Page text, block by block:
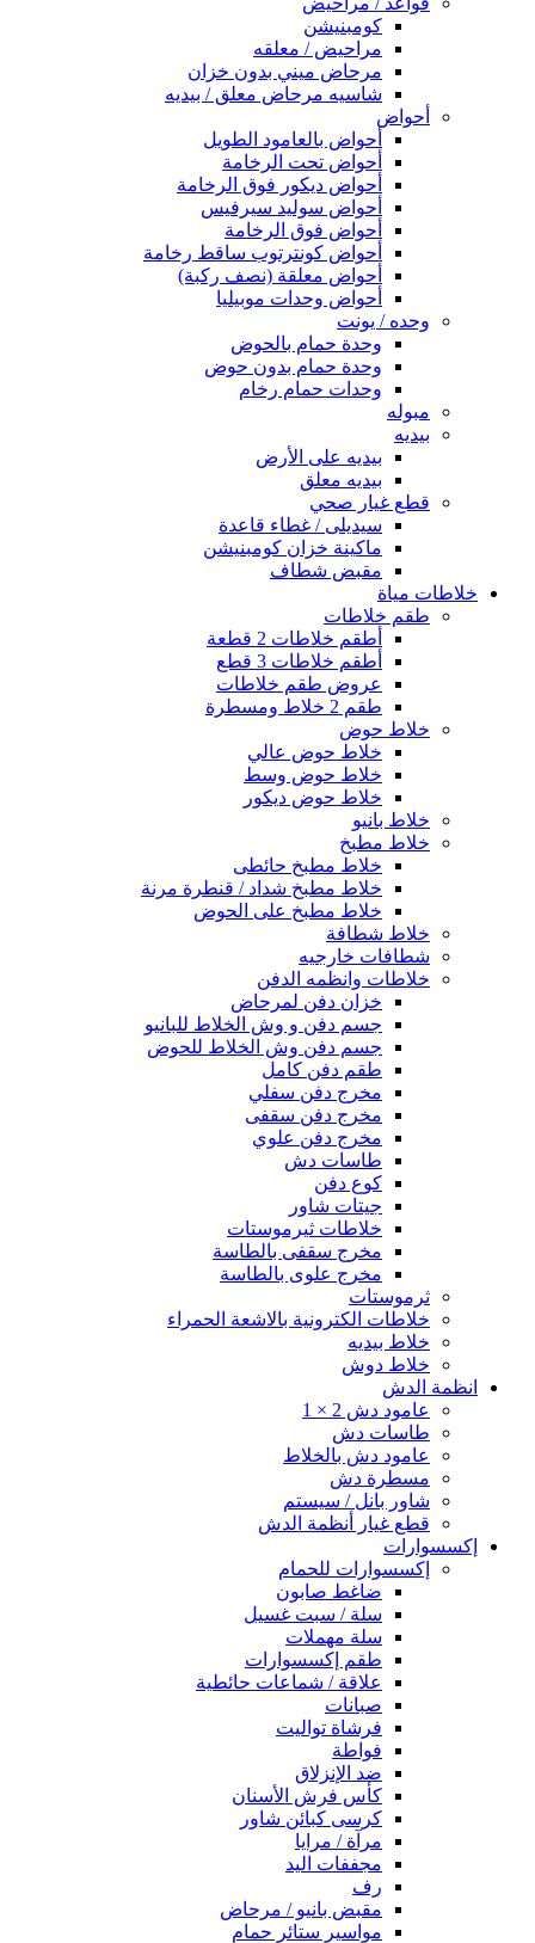
كومبنيشن
مراحيض / معلقه
مرحاض ميني بدون خزان
شاسيه مرحاض معلق / بيديه
أحواض
أحواض بالعامود الطويل
أحواض تحت الرخامة
أحواض ديكور فوق الرخامة
أحواض سوليد سيرفيس
أحواض فوق الرخامة
أحواض كونترتوب ساقط رخامة
أحواض معلقة (نصف ركبة)
أحواض وحدات موبيليا
وحده / يونت
وحدة حمام بالحوض
وحدة حمام بدون حوض
وحدات حمام رخام
مبوله
بيديه
بيديه على الأرض
بيديه معلق
قطع غيار صحي
سيديلى / غطاء قاعدة
ماكينة خزان كومبنيشن
مقبض شطاف
خلاطات مياة
طقم خلاطات
أطقم خلاطات 2 قطعة
أطقم خلاطات 3 قطع
عروض طقم خلاطات
طقم 2 خلاط ومسطرة
خلاط حوض
خلاط حوض عالي
خلاط حوض وسط
خلاط حوض ديكور
خلاط بانيو
خلاط مطبخ
خلاط مطبخ حائطى
خلاط مطبخ شداد / قنطرة مرنة
خلاط مطبخ على الحوض
خلاط شطافة
شطافات خارجيه
خلاطات وانظمه الدفن
خزان دفن لمرحاض
جسم دفن و وش الخلاط للبانيو
جسم دفن وش الخلاط للحوض
طقم دفن كامل
مخرج دفن سفلي
مخرج دفن سقفى
مخرج دفن علوي
طاسات دش
كوع دفن
جيتات شاور
خلاطات ثيرموستات
مخرج سقفى بالطاسة
مخرج علوى بالطاسة
ثرموستات
خلاطات الكترونية بالاشعة الحمراء
خلاط بيديه
خلاط دوش
انظمة الدش
عامود دش 2 × 1
طاسات دش
عامود دش بالخلاط
مسطرة دش
شاور بانل / سيستم
قطع غيار أنظمة الدش
إكسسوارات
إكسسوارات للحمام
ضاغط صابون
سلة / سبت غسيل
سلة مهملات
طقم إكسسوارات
علاقة / شماعات حائطية
صبانات
فرشاة تواليت
فواطة
ضد الإنزلاق
كأس فرش الأسنان
كرسى كبائن شاور
مرآة / مرايا
مجففات اليد
رف
مقبض بانيو / مرحاض
مواسير ستائر حمام